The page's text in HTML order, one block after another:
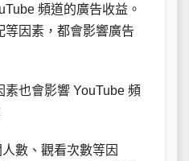
頻道的廣告收益。
等因素，都會影響廣告
素也會影響 YouTube 頻
數、觀看次數等因